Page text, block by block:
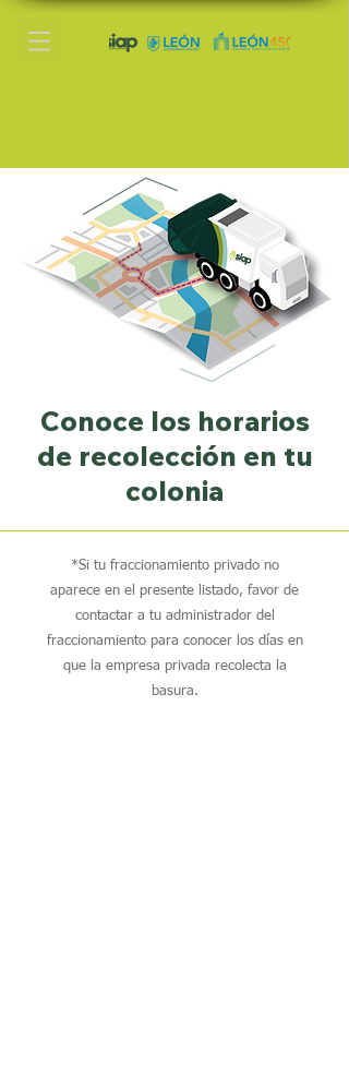
Conoce los horarios
de recolección en tu
colonia
*Si tu fraccionamiento privado no
aparece en el presente listado, favor de
contactar a tu administrador del
fraccionamiento para conocer los días en
que la empresa privada recolecta la
basura.